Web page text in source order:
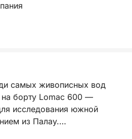
самых живописных вод
борту Lomac 600 —
исследования южной
из Палау.